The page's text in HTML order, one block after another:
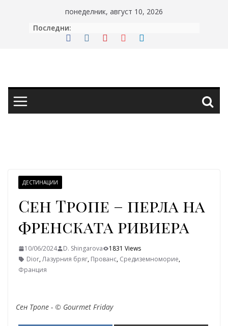
понеделник, август 10, 2026
Последни:
ДЕСТИНАЦИИ
Сен Тропе – перла на
френската ривиера
10/06/2024 D. Shingarova
1831 Views
Dior,Лазурния бряг, Прованс, Средиземноморие,
Франция
Сен Тропе - © Gourmet Friday